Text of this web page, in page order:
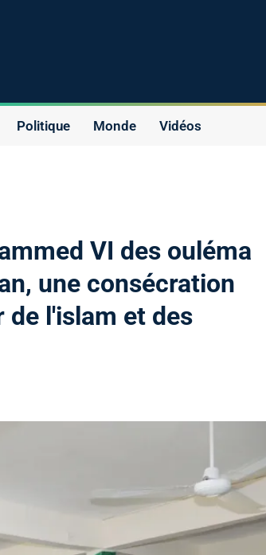
Politique Monde Vidéos
VI des ouléma
une consécration
de l'islam et des